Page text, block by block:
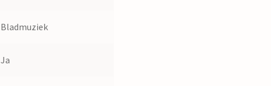
Bladmuziek
Ja